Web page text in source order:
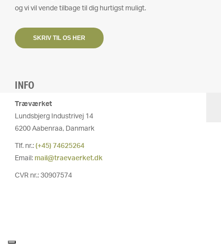
og vi vil vende tilbage til dig hurtigst muligt.
SKRIV TIL OS HER
INFO
Træværket
Lundsbjerg Industrivej 14
6200 Aabenraa, Danmark
Tlf. nr.: (+45) 74625264
Email: mail@traevaerket.dk
CVR nr.: 30907574